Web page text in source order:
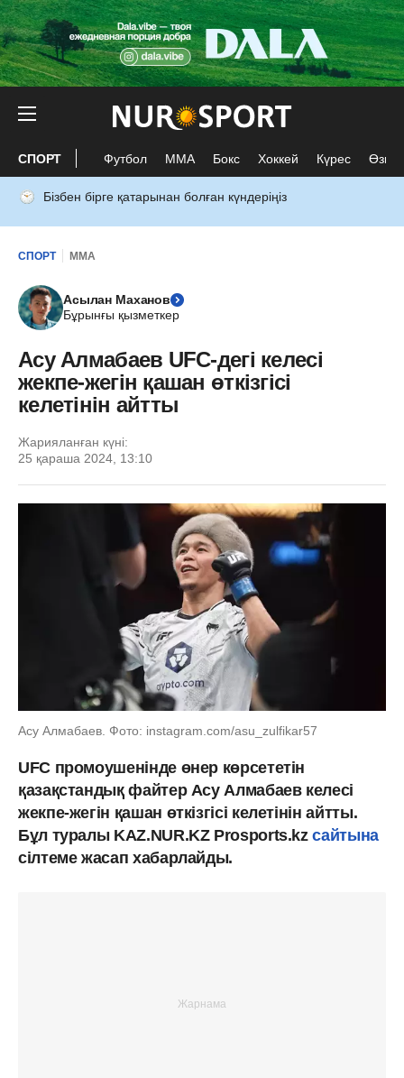
СПОРТ Футбол ММА Бокс Хоккей Күрес Өзге
Бізбен бірге қатарынан болған күндеріңіз
СПОРТ ММА
Асылан Маханов
Бұрынғы қызметкер
Асу Алмабаев UFC-дегі келесі
жекпе-жегін қашан өткізгісі
келетінін айтты
Жарияланған күні:
25 қараша 2024, 13:10
Асу Алмабаев. Фото: instagram.com/asu_zulfikar57
UFC промоушенінде өнер көрсететін
қазақстандық файтер Асу Алмабаев келесі
жекпе-жегін қашан өткізгісі келетінін айтты.
Бұл туралы KAZ.NUR.KZ Prosports.kzсайтына
сілтеме жасап хабарлайды.